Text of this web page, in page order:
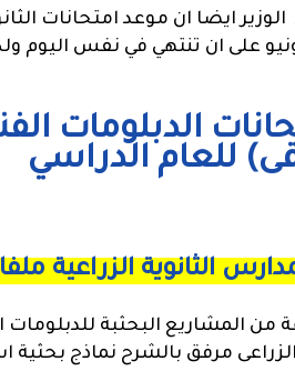
الوزير ايضا ان موعد امتحانات
على ان تنتهي في نفس اليوم
الدبلومات
للعام الدراسي
الثانوية الزراعية
المشاريع البحثبة للدبلومات
الزراعى مرفق بالشرح نماذج